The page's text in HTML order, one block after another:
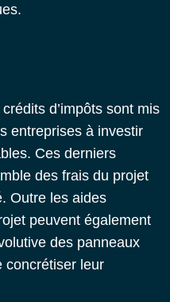
d’impôts sont mis
entreprises à investir
Ces derniers
des frais du projet
Outre les aides
peuvent également
des panneaux
concrétiser leur